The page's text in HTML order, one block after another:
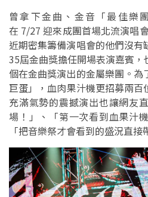
曾拿下金曲、金音「最佳樂
在 7/27 迎來成團首場北流演唱
近期密集籌備演唱會的他們沒
35屆金曲獎擔任開場表演嘉賓
個在金曲獎演出的金屬樂團。
巨蛋」，血肉果汁機更招募兩百
充滿氣勢的震撼演出也讓網友
場！」、「第一次看到血果汁
「把音樂祭才會看到的盛況直接